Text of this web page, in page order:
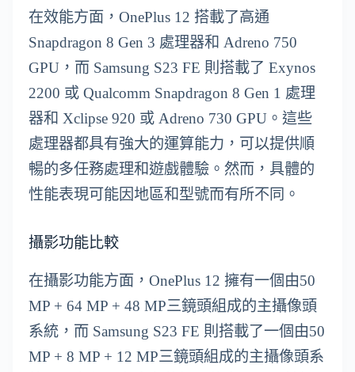
在效能方面，OnePlus 12 搭載了高通
Snapdragon 8 Gen 3 處理器和 Adreno 750
GPU，而 Samsung S23 FE 則搭載了 Exynos
2200 或 Qualcomm Snapdragon 8 Gen 1 處理
器和 Xclipse 920 或 Adreno 730 GPU。這些
處理器都具有強大的運算能力，可以提供順
暢的多任務處理和遊戲體驗。然而，具體的
性能表現可能因地區和型號而有所不同。
攝影功能比較
在攝影功能方面，OnePlus 12 擁有一個由50
MP + 64 MP + 48 MP三鏡頭組成的主攝像頭
系統，而 Samsung S23 FE 則搭載了一個由50
MP + 8 MP + 12 MP三鏡頭組成的主攝像頭系